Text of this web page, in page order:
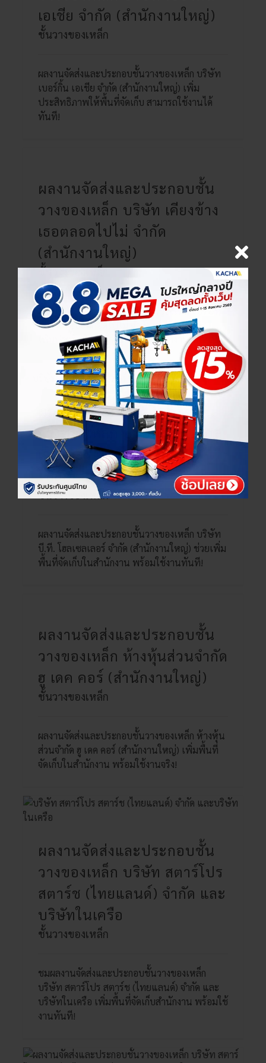
เอเชีย จำกัด (สำนักงานใหญ่)
ชั้นวางของเหล็ก
ผลงานจัดส่งและประกอบชั้นวางของเหล็ก บริษัท
เบอร์กิ้น เอเชีย จำกัด (สำนักงานใหญ่) เพิ่ม
ประสิทธิภาพให้พื้นที่จัดเก็บ สามารถใช้งานได้
ทันที!
ผลงานจัดส่งและประกอบชั้น
วางของเหล็ก บริษัท เคียงข้าง
เธอตลอดไปไม่ จำกัด
(สำนักงานใหญ่)
ชั้นวางของเหล็ก
ผลงานจัดส่งและประกอบชั้นวางของเหล็ก บริษัท
เคียงข้างเธอตลอดไปไม่ จำกัด (สำนักงานใหญ่)
เพิ่มประสิทธิภาพให้พื้นที่จัดเก็บ ใช้งานได้ทันที!
ผลงานจัดส่งและประกอบชั้น
วางของเหล็ก บริษัท บี.ที. โฮล
เซลเลอร์ จำกัด (สำนักงาน
ใหญ่)
ชั้นวางของเหล็ก
ผลงานจัดส่งและประกอบชั้นวางของเหล็ก บริษัท
บี.ที. โฮลเซลเลอร์ จำกัด (สำนักงานใหญ่) ช่วยเพิ่ม
พื้นที่จัดเก็บในสำนักงาน พร้อมใช้งานทันที!
ผลงานจัดส่งและประกอบชั้น
วางของเหล็ก ห้างหุ้นส่วนจำกัด
ฮู เดค คอร์ (สำนักงานใหญ่)
ชั้นวางของเหล็ก
ผลงานจัดส่งและประกอบชั้นวางของเหล็ก ห้างหุ้น
ส่วนจำกัด ฮู เดค คอร์ (สำนักงานใหญ่) เพิ่มพื้นที่
จัดเก็บในสำนักงาน พร้อมใช้งานจริง!
ผลงานจัดส่งและประกอบชั้น
วางของเหล็ก บริษัท สตาร์โปร
สตาร์ช (ไทยแลนด์) จำกัด และ
บริษัทในเครือ
ชั้นวางของเหล็ก
ชมผลงานจัดส่งและประกอบชั้นวางของเหล็ก
บริษัท สตาร์โปร สตาร์ช (ไทยแลนด์) จำกัด และ
บริษัทในเครือ เพิ่มพื้นที่จัดเก็บสำนักงาน พร้อมใช้
งานทันที!